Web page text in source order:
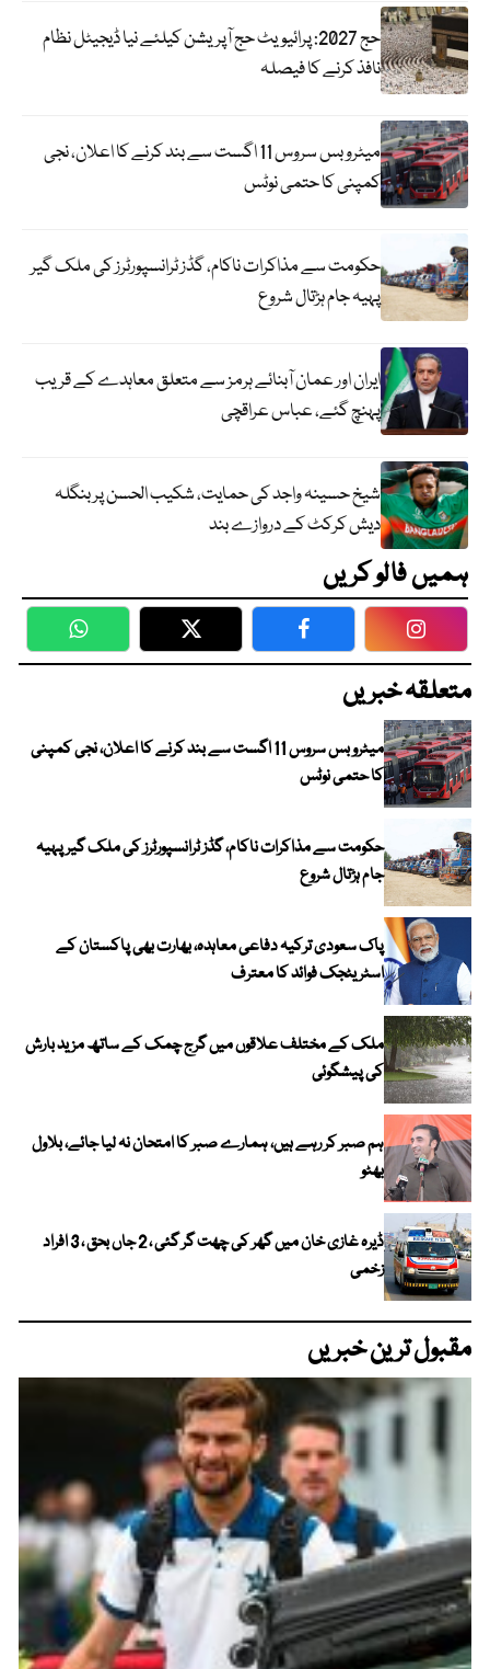
حج 2027: پرائیویٹ حج آپریشن کیلئے نیا ڈیجیٹل نظام
نافذ کرنے کا فیصلہ
میٹرو بس سروس 11 اگست سے بند کرنے کا اعلان، نجی
کمپنی کا حتمی نوٹس
حکومت سے مذاکرات ناکام، گڈز ٹرانسپورٹرز کی ملک گیر
پہیہ جام ہڑتال شروع
ایران اور عمان آبنائے ہرمز سے متعلق معاہدے کے قریب
پہنچ گئے، عباس عراقچی
شیخ حسینہ واجد کی حمایت، شکیب الحسن پر بنگلہ
دیش کرکٹ کے دروازے بند
ہمیں فالو کریں
WhatsApp Twitter Facebook
متعلقہ خبریں
میٹرو بس سروس 11 اگست سے بند کرنے کا اعلان، نجی کمپنی
کا حتمی نوٹس
حکومت سے مذاکرات ناکام، گڈز ٹرانسپورٹرز کی ملک گیر پہیہ
جام ہڑتال شروع
پاک سعودی ترکیہ دفاعی معاہدہ، بھارت بھی پاکستان کے
اسٹریٹجک فوائد کا معترف
ملک کے مختلف علاقوں میں گرج چمک کے ساتھ مزید بارش
کی پیشگوئی
ہم صبر کر رہے ہیں، ہمارے صبر کا امتحان نہ لیا جائے، بلاول
بھٹو
ڈیرہ غازی خان میں گھر کی چھت گر گئی ، 2 جاں بحق ، 3 افراد
زخمی
مقبول ترین خبریں